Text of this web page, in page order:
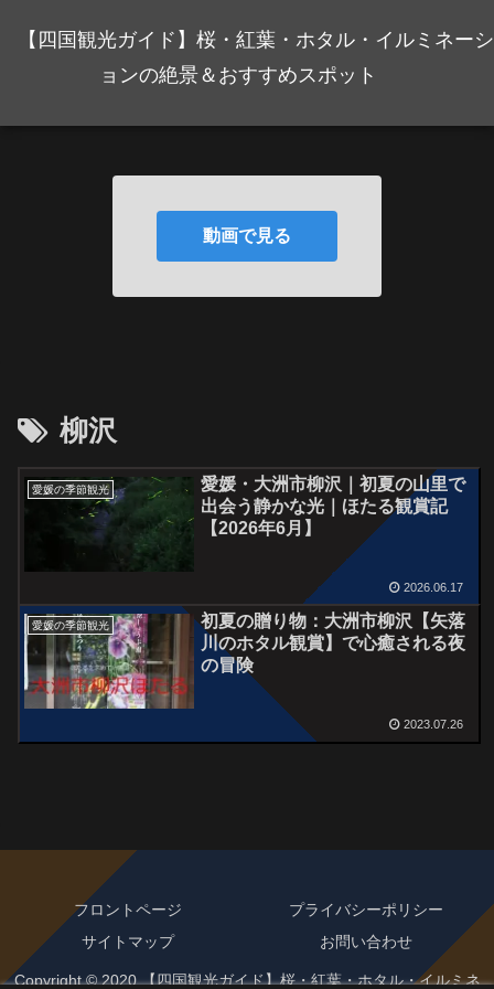
【四国観光ガイド】桜・紅葉・ホタル・イルミネーシ
ョンの絶景＆おすすめスポット
動画で見る
柳沢
愛媛の季節観光
愛媛・大洲市柳沢｜初夏の山里で
出会う静かな光｜ほたる観賞記
【2026年6月】
2026.06.17
愛媛の季節観光
初夏の贈り物：大洲市柳沢【矢落
川のホタル観賞】で心癒される夜
の冒険
2023.07.26
フロントページ
プライバシーポリシー
サイトマップ
お問い合わせ
Copyright © 2020 【四国観光ガイド】桜・紅葉・ホタル・イルミネ